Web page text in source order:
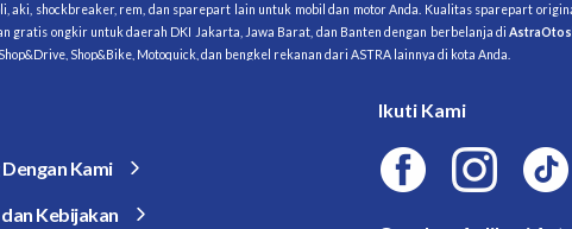
aki, shockbreaker, rem, dan sparepart lain untuk mobil dan motor Anda. Kualitas sparepart
gratis ongkir untuk daerah DKI Jakarta, Jawa Barat, dan Banten dengan berbelanja di
Shop&Bike, Motoquick, dan bengkel rekanan dari ASTRA lainnya di kota Anda.
Kami
Kebijakan
Ikuti Kami